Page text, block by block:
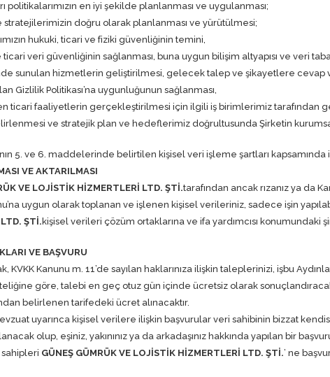
politikalarımızın en iyi şekilde planlanması ve uygulanması;
stratejilerimizin doğru olarak planlanması ve yürütülmesi;
hukuki, ticari ve fiziki güvenliğinin temini,
veri güvenliğinin sağlanması, buna uygun bilişim altyapısı ve veri
sunulan hizmetlerin geliştirilmesi, gelecek talep ve şikayetlere
Gizlilik Politikası’na uygunluğunun sağlanması,
ticari faaliyetlerin gerçekleştirilmesi için ilgili iş birimlerimiz tarafından
ve stratejik plan ve hedeflerimiz doğrultusunda Şirketin
5. ve 6. maddelerinde belirtilen kişisel veri işleme şartları kapsamında
VE AKTARILMASI
VE LOJİSTİK HİZMERTLERİ LTD. ŞTİ.tarafından ancak rızanız ya da
uygun olarak toplanan ve işlenen kişisel verileriniz, sadece işin
ŞTİ. kişisel verileri çözüm ortaklarına ve ifa yardımcısı konumundaki
VE BAŞVURU
KVKK Kanunu m. 11’de sayılan haklarınıza ilişkin taleplerinizi, işbu
göre, talebi en geç otuz gün içinde ücretsiz olarak
belirlenen tarifedeki ücret alınacaktır.
uyarınca kişisel verilere ilişkin başvurular veri sahibinin bizzat
olup, eşiniz, yakınınız ya da arkadaşınız hakkında yapılan bir
GÜNEŞ GÜMRÜK VE LOJİSTİK HİZMERTLERİ LTD. ŞTİ.’ ne